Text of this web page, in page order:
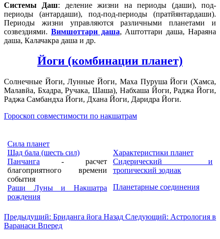
Системы Даш: деление жизни на периоды (даши), под-
периоды (антардаши), под-под-периоды (пратйянтардаши).
Периоды жизни управляются различными планетами и
созвездиями. Вимшоттари даша, Аштоттари даша, Нараяна
даша, Калачакра даша и др.
Йоги (комбинации планет)
Солнечные Йоги, Лунные Йоги, Маха Пуруша Йоги (Хамса,
Малавйа, Бхадра, Ручака, Шаша), Набхаша Йоги, Раджа Йоги,
Раджа Самбандха Йоги, Дхана Йоги, Даридра Йоги.
Гороскоп совместимости по накшатрам
Сила планет
Шад бала (шесть сил)
Панчанга - расчет
благоприятного времени
события
Раши Луны и Накшатра
рождения
Характеристики планет
Сидерический и
тропический зодиак
Планетарные соединения
Предыдущий: Бриданга йога Назад Следующий: Астрология в
Варанаси Вперед